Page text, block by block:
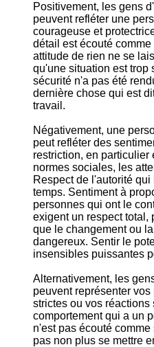
Positivement, les gens
peuvent refléter une
courageuse et
détail est écouté
attitude de rien ne se
qu'une situation est trop
sécurité n'a pas été
dernière chose qui est
travail.
Négativement, une
peut refléter des
restriction, en
normes sociales, les
Respect de l'autorité
temps. Sentiment à
personnes qui ont le
exigent un respect total,
que le changement ou
dangereux. Sentir le
insensibles puissantes
Alternativement, les
peuvent représenter
strictes ou vos réactions
comportement qui a un
n'est pas écouté
pas non plus se mettre